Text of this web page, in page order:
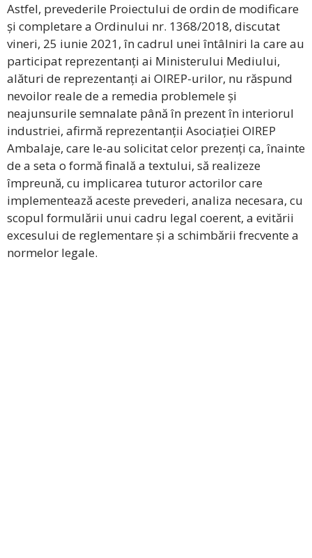
Astfel, prevederile Proiectului de ordin de modificare
și completare a Ordinului nr. 1368/2018, discutat
vineri, 25 iunie 2021, în cadrul unei întâlniri la care au
participat reprezentanți ai Ministerului Mediului,
alături de reprezentanți ai OIREP-urilor, nu răspund
nevoilor reale de a remedia problemele și
neajunsurile semnalate până în prezent în interiorul
industriei, afirmă reprezentanții Asociației OIREP
Ambalaje, care le-au solicitat celor prezenți ca, înainte
de a seta o formă finală a textului, să realizeze
împreună, cu implicarea tuturor actorilor care
implementează aceste prevederi, analiza necesara, cu
scopul formulării unui cadru legal coerent, a evitării
excesului de reglementare și a schimbării frecvente a
normelor legale.